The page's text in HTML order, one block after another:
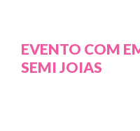
EVENTO COM
SEMI JOIAS